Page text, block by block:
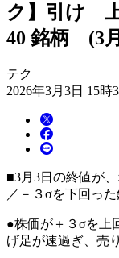
ク】引け
40 銘柄 (3
テク
2026年3月3日 15時
■3月3日の終値が
／－３σを下回った
●株価が＋３σを
げ足が速過ぎ、売